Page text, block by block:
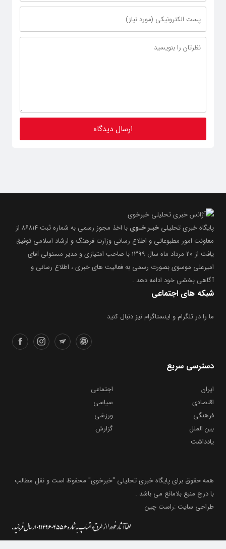
پایگاه خبری تحلیلی خبـر خـوی
با اخذ مجوز رسمی به شماره ثبت ۸۶۸۱۴ از
معاونت امور مطبوعاتی و اطلاع رسانی وزارت فرهنگ و ارشاد اسلامی توفیق
یافت از ۲۰ مرداد ماه سال ۱۳۹۹ با صاحب امتیازی و مدیر مسئولی آقای
امیرعلی موسوی بصورت رسمی به فعالیت های خبری ، اطلاع رسانی و
آگاهی بخشیِ خود ادامه دهد .
شبکه های اجتماعی
ما را در تلگرام و اینستاگرام نیز دنبال کنید
دسترسی سریع
ایران
اجتماعی
اقتصادی
سیاسی
فرهنگی
ورزشی
بین الملل
گزارش
یادداشت
همه حقوق برای پایگاه خبری تحلیلی "خبرخوی" محفوظ است و نقل مطالب
با درج منبع بلامانع می باشد .
طراحی سایت :راست چین